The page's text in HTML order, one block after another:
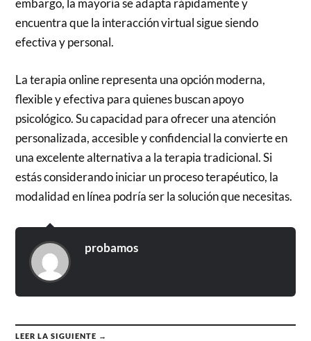
embargo, la mayoría se adapta rápidamente y
encuentra que la interacción virtual sigue siendo
efectiva y personal.
La terapia online representa una opción moderna,
flexible y efectiva para quienes buscan apoyo
psicológico. Su capacidad para ofrecer una atención
personalizada, accesible y confidencial la convierte en
una excelente alternativa a la terapia tradicional. Si
estás considerando iniciar un proceso terapéutico, la
modalidad en línea podría ser la solución que necesitas.
probamos
LEER LA SIGUIENTE →